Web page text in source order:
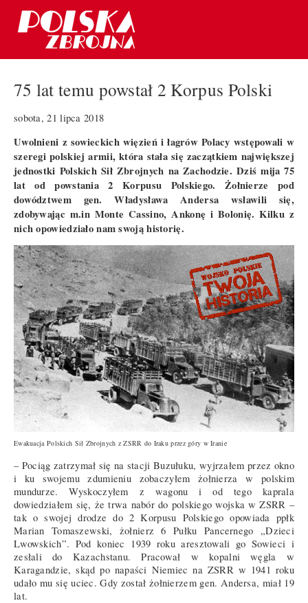
75 lat temu powstał 2 Korpus Polski
sobota, 21 lipca 2018
Uwolnieni z sowieckich więzień i łagrów Polacy wstępowali w
szeregi polskiej armii, która stała się zaczątkiem największej
jednostki Polskich Sił Zbrojnych na Zachodzie. Dziś mija 75
lat od powstania 2 Korpusu Polskiego. Żołnierze pod
dowództwem gen. Władysława Andersa wsławili się,
zdobywając m.in Monte Cassino, Ankonę i Bolonię. Kilku z
nich opowiedziało nam swoją historię.
Ewakuacja Polskich Sił Zbrojnych z ZSRR do Iraku przez góry w Iranie
– Pociąg zatrzymał się na stacji Buzułuku, wyjrzałem przez okno
i ku swojemu zdumieniu zobaczyłem żołnierza w polskim
mundurze. Wyskoczyłem z wagonu i od tego kaprala
dowiedziałem się, że trwa nabór do polskiego wojska w ZSRR –
tak o swojej drodze do 2 Korpusu Polskiego opowiada ppłk
Marian Tomaszewski, żołnierz 6 Pułku Pancernego „Dzieci
Lwowskich”. Pod koniec 1939 roku aresztowali go Sowieci i
zesłali do Kazachstanu. Pracował w kopalni węgla w
Karagandzie, skąd po napaści Niemiec na ZSRR w 1941 roku
udało mu się uciec. Gdy został żołnierzem gen. Andersa, miał 19
lat.